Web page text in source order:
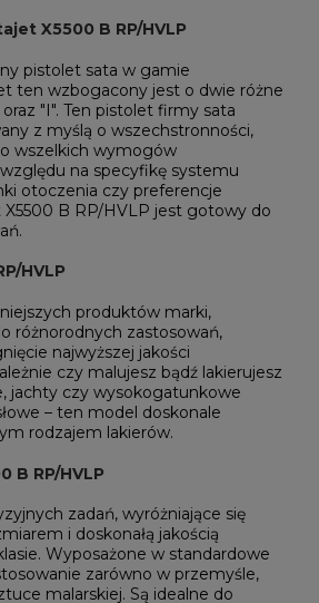
X5500 B RP/HVLP
pistolet sata w gamie
ten wzbogacony jest o dwie różne
"I". Ten pistolet firmy sata
z myślą o wszechstronności,
wszelkich wymogów
na specyfikę systemu
otoczenia czy preferencje
X5500 B RP/HVLP jest gotowy do
HVLP
produktów marki,
różnorodnych zastosowań,
najwyższej jakości
czy malujesz bądź lakierujesz
jachty czy wysokogatunkowe
– ten model doskonale
rodzajem lakierów.
B RP/HVLP
zadań, wyróżniające się
i doskonałą jakością
Wyposażone w standardowe
zarówno w przemyśle,
malarskiej. Są idealne do